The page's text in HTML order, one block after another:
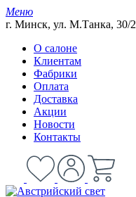
Меню
г. Минск, ул. М.Танка, 30/2
О салоне
Клиентам
Фабрики
Оплата
Доставка
Акции
Новости
Контакты